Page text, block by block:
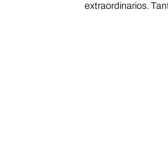
extraordinarios.